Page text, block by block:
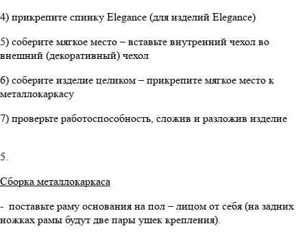
4) прикрепите спинку Elegance (для изделий Elegance)
5) соберите мягкое место – вставьте внутренний чехол во
внешний (декоративный) чехол
6) соберите изделие целиком – прикрепите мягкое место к
металлокаркасу
7) проверьте работоспособность, сложив и разложив изделие
5.
Сборка металлокаркаса
- поставьте раму основания на пол – лицом от себя (на задних
ножках рамы будут две пары ушек крепления).